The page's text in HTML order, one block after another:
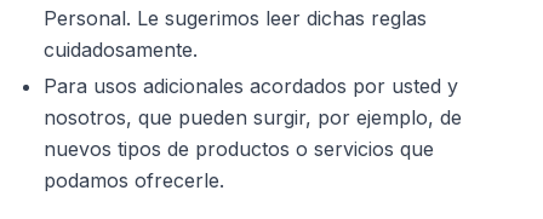
Personal. Le sugerimos leer dichas reglas
cuidadosamente.
Para usos adicionales acordados por usted y
nosotros, que pueden surgir, por ejemplo, de
nuevos tipos de productos o servicios que
podamos ofrecerle.